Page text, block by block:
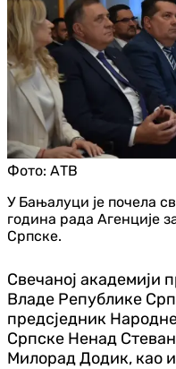
Фото: АТВ
У Бањалуци је почела
година рада Агенције
Српске.
Свечаној академији
Владе Републике
предсједник
Српске Ненад
Милорад Додик, као